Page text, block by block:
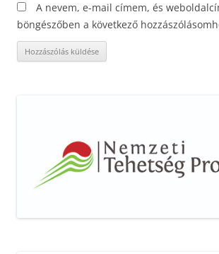
A nevem, e-mail címem, és
böngészőben a következő